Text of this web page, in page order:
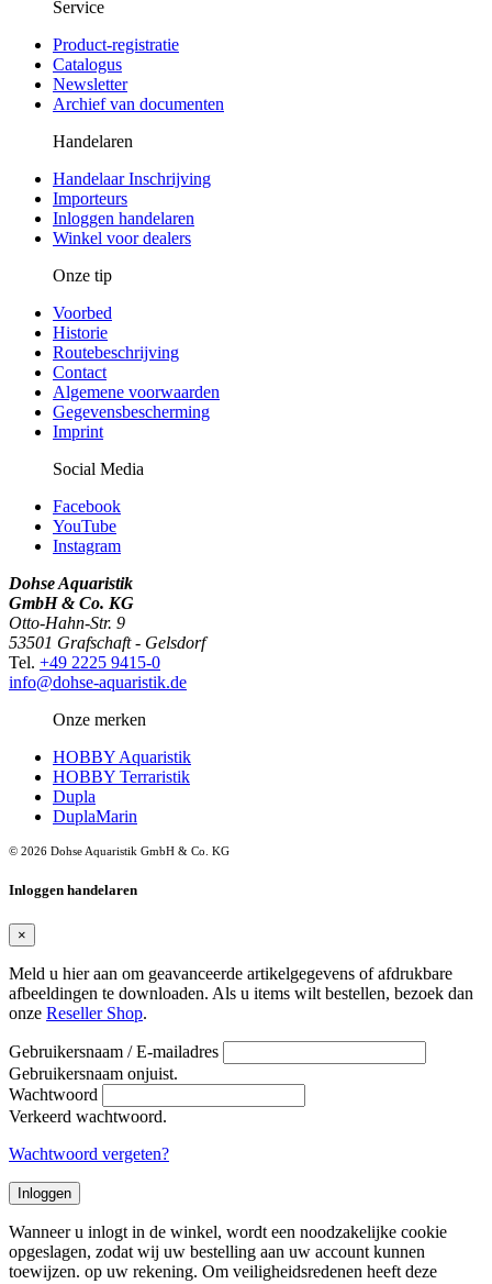
Service
Product-registratie
Catalogus
Newsletter
Archief van documenten
Handelaren
Handelaar Inschrijving
Importeurs
Inloggen handelaren
Winkel voor dealers
Onze tip
Voorbed
Historie
Routebeschrijving
Contact
Algemene voorwaarden
Gegevensbescherming
Imprint
Social Media
Facebook
YouTube
Instagram
Dohse Aquaristik
GmbH & Co. KG
Otto-Hahn-Str. 9
53501 Grafschaft - Gelsdorf
Tel. +49 2225 9415-0
info@dohse-aquaristik.de
Onze merken
HOBBY Aquaristik
HOBBY Terraristik
Dupla
DuplaMarin
© 2026 Dohse Aquaristik GmbH & Co. KG
Inloggen handelaren
×
Meld u hier aan om geavanceerde artikelgegevens of afdrukbare
afbeeldingen te downloaden. Als u items wilt bestellen, bezoek dan
onze Reseller Shop.
Gebruikersnaam / E-mailadres
Gebruikersnaam onjuist.
Wachtwoord
Verkeerd wachtwoord.
Wachtwoord vergeten?
Inloggen
Wanneer u inlogt in de winkel, wordt een noodzakelijke cookie
opgeslagen, zodat wij uw bestelling aan uw account kunnen
toewijzen. op uw rekening. Om veiligheidsredenen heeft deze